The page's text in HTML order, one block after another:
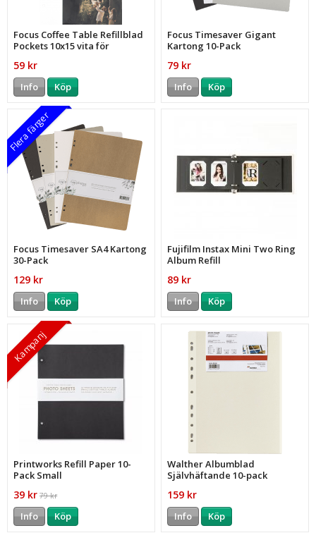
Focus Coffee Table Refillblad
Pockets 10x15 vita för
59 kr
Info Köp
Focus Timesaver Gigant
Kartong 10-Pack
79 kr
Info Köp
Flera färger
Focus Timesaver SA4 Kartong
30-Pack
129 kr
Info Köp
Fujifilm Instax Mini Two Ring
Album Refill
89 kr
Info Köp
Kampanj
Printworks Refill Paper 10-
Pack Small
39 kr 79 kr
Info Köp
Walther Albumblad
Självhäftande 10-pack
159 kr
Info Köp